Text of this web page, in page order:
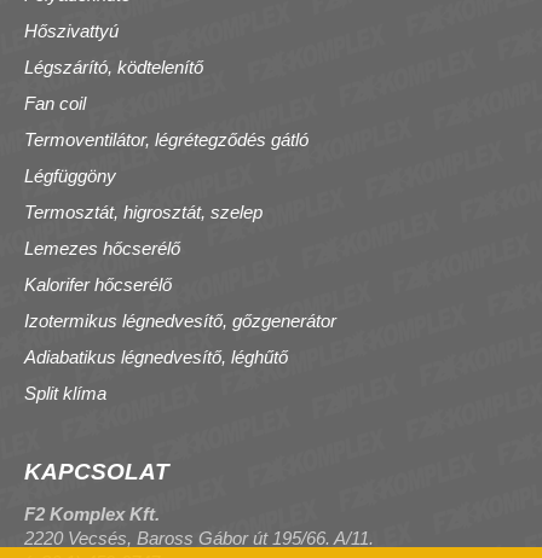
Hőszivattyú
Légszárító, ködtelenítő
Fan coil
Termoventilátor, légrétegződés gátló
Légfüggöny
Termosztát, higrosztát, szelep
Lemezes hőcserélő
Kalorifer hőcserélő
Izotermikus légnedvesítő, gőzgenerátor
Adiabatikus légnedvesítő, léghűtő
Split klíma
KAPCSOLAT
F2 Komplex Kft.
2220 Vecsés, Baross Gábor út 195/66. A/11.